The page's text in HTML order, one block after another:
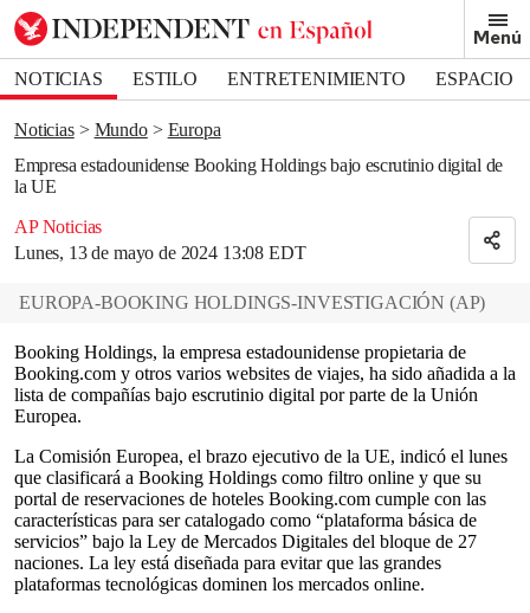
Menú
NOTICIAS ESTILO ENTRETENIMIENTO
ESPACIO
DEPORTES
Noticias Mundo
Europa
Empresa estadounidense Booking Holdings bajo escrutinio digital de
la UE
AP Noticias
Lunes, 13 de mayo de 2024 13:08 EDT
Bookmark popover
Removed from bookmarks
Close popover
EUROPA-BOOKING HOLDINGS-INVESTIGACIÓN (AP)
Booking Holdings, la empresa estadounidense propietaria de
Booking.com y otros varios websites de viajes, ha sido añadida a la
lista de compañías bajo escrutinio digital por parte de la Unión
Europea.
La Comisión Europea, el brazo ejecutivo de la UE, indicó el lunes
que clasificará a Booking Holdings como filtro online y que su
portal de reservaciones de hoteles Booking.com cumple con las
características para ser catalogado como “plataforma básica de
servicios” bajo la Ley de Mercados Digitales del bloque de 27
naciones. La ley está diseñada para evitar que las grandes
plataformas tecnológicas dominen los mercados online.